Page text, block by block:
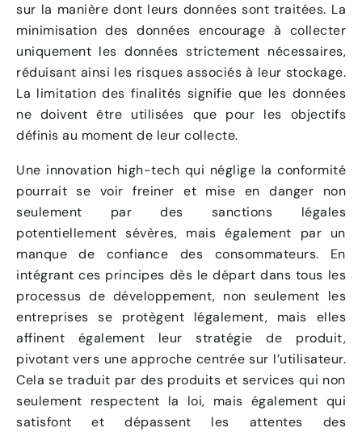
sur la manière dont leurs données sont traitées. La
minimisation des données encourage à collecter
uniquement les données strictement nécessaires,
réduisant ainsi les risques associés à leur stockage.
La limitation des finalités signifie que les données
ne doivent être utilisées que pour les objectifs
définis au moment de leur collecte.
Une innovation high-tech qui néglige la conformité
pourrait se voir freiner et mise en danger non
seulement par des sanctions légales
potentiellement sévères, mais également par un
manque de confiance des consommateurs. En
intégrant ces principes dès le départ dans tous les
processus de développement, non seulement les
entreprises se protègent légalement, mais elles
affinent également leur stratégie de produit,
pivotant vers une approche centrée sur l’utilisateur.
Cela se traduit par des produits et services qui non
seulement respectent la loi, mais également qui
satisfont et dépassent les attentes des